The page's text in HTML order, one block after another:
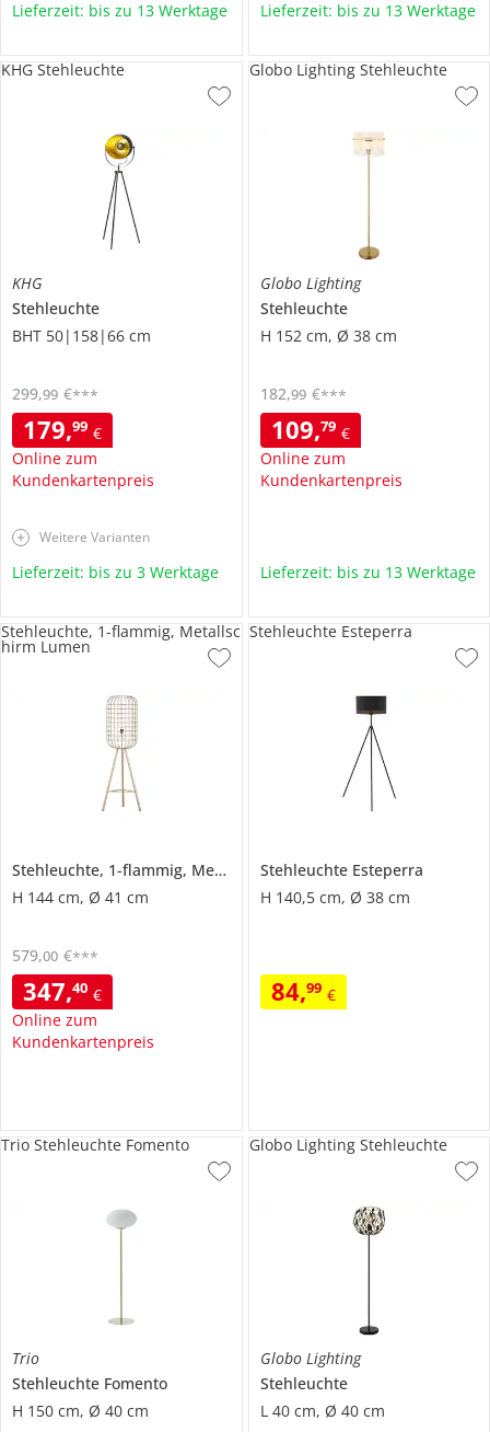
Lieferzeit: bis zu 13 Werktage Lieferzeit: bis zu 13 Werktage
KHG
Stehleuchte
BHT 50|158|66 cm
179,99 €
Online zum
Kundenkartenpreis
299,99 €***
KHG Stehleuchte
Weitere Varianten
Lieferzeit: bis zu 3 Werktage
Globo Lighting
Stehleuchte
H 152 cm, Ø 38 cm
109,79 €
Online zum
Kundenkartenpreis
182,99 €***
Globo Lighting Stehleuchte
Lieferzeit: bis zu 13 Werktage
Stehleuchte, 1-flammig, Metallschirm
Lumen
H 144 cm, Ø 41 cm
347,40 €
Online zum
Kundenkartenpreis
579,00 €***
Stehleuchte, 1-flammig, Metallsc
hirm Lumen
Stehleuchte Esteperra
H 140,5 cm, Ø 38 cm
84,99 €
Stehleuchte Esteperra
Trio
Stehleuchte Fomento
H 150 cm, Ø 40 cm
Trio Stehleuchte Fomento
Globo Lighting
Stehleuchte
L 40 cm, Ø 40 cm
Globo Lighting Stehleuchte